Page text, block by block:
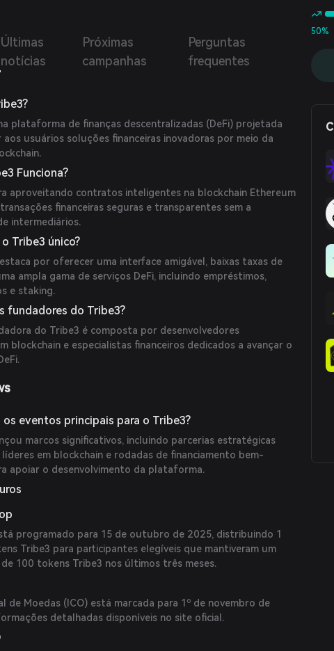
Últimas
notícias
Próximas
campanhas
Perguntas
frequentes
plataforma de finanças descentralizadas (DeFi) projetada
usuários soluções financeiras inovadoras por meio da
Funciona?
aproveitando contratos inteligentes na blockchain Ethereum
financeiras seguras e transparentes sem a
intermediários.
Tribe3 único?
por oferecer uma interface amigável, baixas taxas de
ampla gama de serviços DeFi, incluindo empréstimos,
e staking.
fundadores do Tribe3?
do Tribe3 é composta por desenvolvedores
blockchain e especialistas financeiros dedicados a avançar o
os eventos principais para o Tribe3?
marcos significativos, incluindo parcerias estratégicas
em blockchain e rodadas de financiamento bem-
apoiar o desenvolvimento da plataforma.
programado para 15 de outubro de 2025, distribuindo 1
Tribe3 para participantes elegíveis que mantiveram um
100 tokens Tribe3 nos últimos três meses.
de Moedas (ICO) está marcada para 1º de novembro de
detalhadas disponíveis no site oficial.
50%